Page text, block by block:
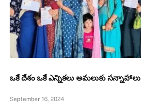
ఒకే దేశం ఒకే ఎన్నికలు అమలుకు సన్నాహాలు
September 16, 2024